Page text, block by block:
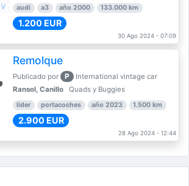
audi a3 año 2000 133.000 km
1.200 EUR
30 Ago 2024 - 07:09
Remolque
Publicado por P
International vintage car
Ransol, Canillo
Quads y Buggies
lider portacoches año 2023 1.500 km
2.900 EUR
28 Ago 2024 - 12:44